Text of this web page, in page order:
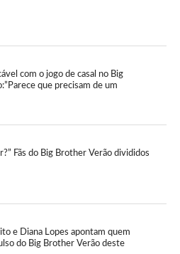
com o jogo de casal no Big
que precisam de um
Fãs do Big Brother Verão divididos
e Diana Lopes apontam quem
do Big Brother Verão deste